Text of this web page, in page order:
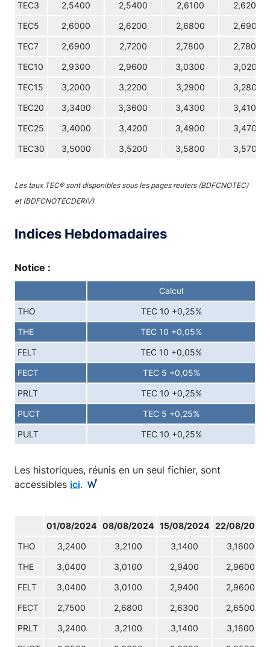
TEC3 2,5400 2,5400 2,6100 2,6200
TEC5 2,6000 2,6200 2,6800 2,6900
TEC7 2,6900 2,7200 2,7800 2,7800
TEC10 2,9300 2,9600 3,0300 3,0200
TEC15 3,2000 3,2200 3,2900 3,2800
TEC20 3,3400 3,3600 3,4300 3,4100
TEC25 3,4000 3,4200 3,4900 3,4700
TEC30 3,5000 3,5200 3,5800 3,5700
Les taux TEC® sont disponibles sous les pages reuters (BDFCNOTEC)
et (BDFCNOTECDERIV)
Indices Hebdomadaires
Notice :
Calcul
THO TEC 10 +0,25%
THE TEC 10 +0,05%
FELT TEC 10 +0,05%
FECT TEC 5 +0,05%
PRLT TEC 10 +0,25%
PUCT TEC 5 +0,25%
PULT TEC 10 +0,25%
Les historiques, réunis en un seul fichier, sont
accessibles ici.
01/08/2024 08/08/2024 15/08/2024 22/08/2024
THO 3,2400 3,2100 3,1400 3,1600
THE 3,0400 3,0100 2,9400 2,9600
FELT 3,0400 3,0100 2,9400 2,9600
FECT 2,7500 2,6800 2,6300 2,6500
PRLT 3,2400 3,2100 3,1400 3,1600